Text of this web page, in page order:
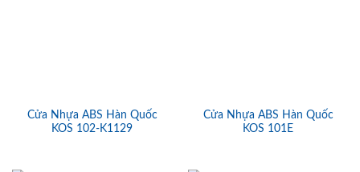
Cửa Nhựa ABS Hàn Quốc
KOS 102-K1129
Cửa Nhựa ABS Hàn Quốc
KOS 101E